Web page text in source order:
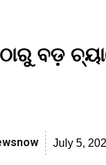
ବଡ଼
July 5,